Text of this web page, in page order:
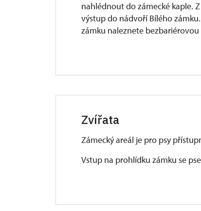
nahlédnout do zámecké kaple.
výstup do nádvoří Bílého
zámku naleznete
Zvířata
Zámecký areál je pro psy
Vstup na prohlídku zámku se